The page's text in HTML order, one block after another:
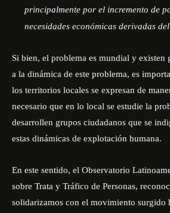
principalmente por el incremento de
necesidades económicas derivadas
Si bien, el problema es mundial y existen
a la dinámica de este problema, es
los territorios locales se expresan de
necesario que en lo local se estudie la
desarrollen grupos ciudadanos que se
estas dinámicas de explotación humana.
En este sentido, el Observatorio
sobre Trata y Tráfico de Personas,
solidarizamos con el movimiento surgido